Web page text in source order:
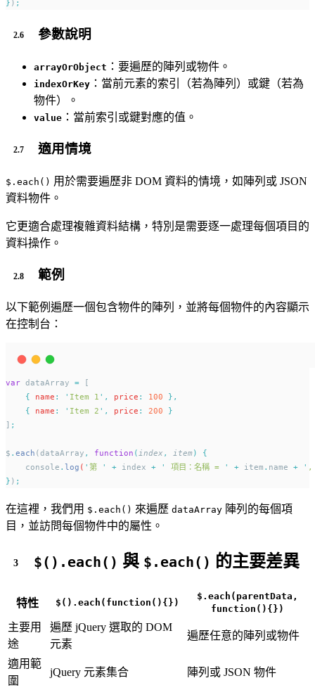
} ) ;
參數說明
arrayOrObject ：要遍歷的陣列或物件。
indexOrKey ：當前元素的索引（若為陣列）或鍵（若為
物件）。
value ：當前索引或鍵對應的值。
適用情境
$.each() 用於需要遍歷非 DOM 資料的情境，如陣列或 JSON
資料物件。
它更適合處理複雜資料結構，特別是需要逐一處理每個項目的
資料操作。
範例
以下範例遍歷一個包含物件的陣列，並將每個物件的內容顯示
在控制台：
var dataArray = [
{
name : ' Item 1 ' , price : 100
},
{
name : ' Item 2 ' , price : 200
}
] ;
$ . each (dataArray , function (index , item)
{
console . log ( ' 第 ' + index + ' 項目：名稱 = ' + item . name + ' ,
} ) ;
在這裡，我們用 $.each() 來遍歷 dataArray 陣列的每個項
目，並訪問每個物件中的屬性。
$().each() 與 $.each() 的主要差異
特性 $().each(function(){})
$.each(parentData,
function(){})
主要用
途
遍歷 jQuery 選取的 DOM
元素
遍歷任意的陣列或物件
適用範
圍
jQuery 元素集合 陣列或 JSON 物件